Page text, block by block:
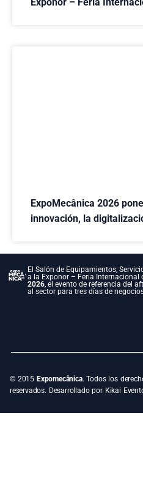
ExpoMecânica 2026
innovación, la
El Salón de Equipamientos,
a la Exponor – Feria Internacional
2026, el evento de referencia del
al sector para tres días de
© 2015 Expomecânica. Todos los
reservados. Desarrollado por Kikai